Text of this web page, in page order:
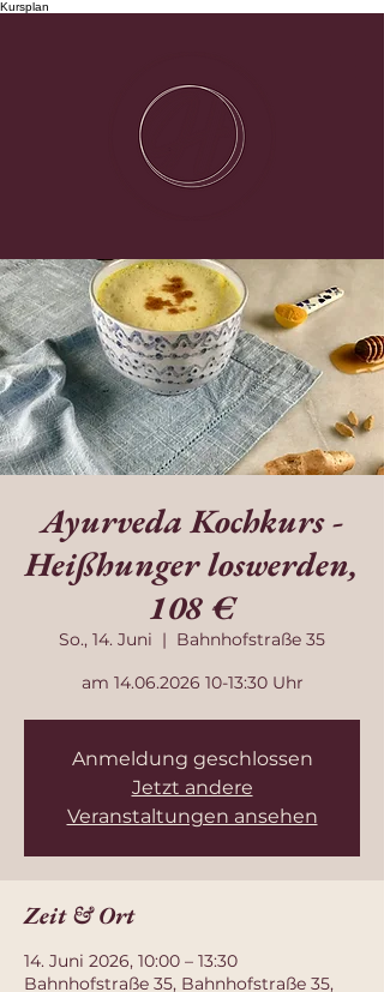
Kursplan
Ayurveda Kochkurs -
Heißhunger loswerden,
108 €
So., 14. Juni
  |
Bahnhofstraße 35
am 14.06.2026 10-13:30 Uhr
Anmeldung geschlossen
Jetzt andere
Veranstaltungen ansehen
Zeit & Ort
14. Juni 2026, 10:00 – 13:30
Bahnhofstraße 35, Bahnhofstraße 35,